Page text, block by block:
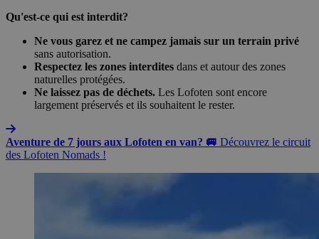
Qu'est-ce qui est interdit?
Ne vous garez et ne campez jamais sur un terrain privé
sans autorisation.
Respectez les zones interdites dans et autour des zones
naturelles protégées.
Ne laissez pas de déchets. Les Lofoten sont encore
largement préservés et ils souhaitent le rester.
Aventure de 7 jours aux Lofoten en van? 🚐 Découvrez le circuit
des Lofoten Nomads !